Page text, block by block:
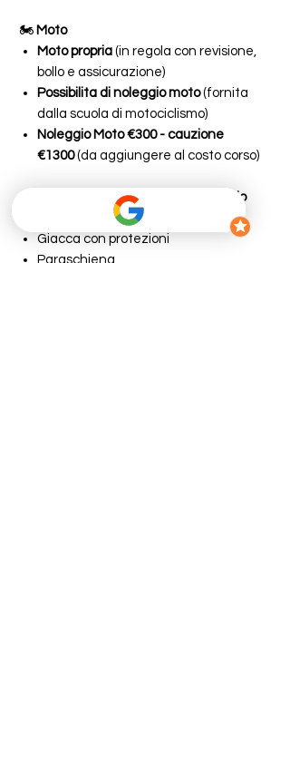
🏍️ Moto
Moto propria (in regola con revisione,
bollo e assicurazione)
Possibilita di noleggio moto(fornita
dalla scuola di motociclismo)
Noleggio Moto €300 - cauzione
€1300(da aggiungere al costo corso)
Abbigliamento tecnico obbligatorio
Casco omologato con interfono
Giacca con protezioni
Paraschiena